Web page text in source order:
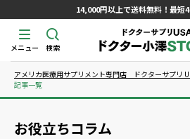
14,000円以上で送料無料！最短
検索
メニュー
アメリカ医療用サプリメント専門店 ドクターサプリ
記事一覧
お役立ちコラム